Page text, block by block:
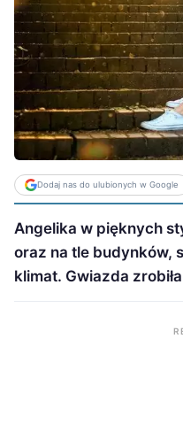
Dodaj nas do ulubionych w Google
Angelika w pięknych
oraz na tle budynków,
klimat. Gwiazda